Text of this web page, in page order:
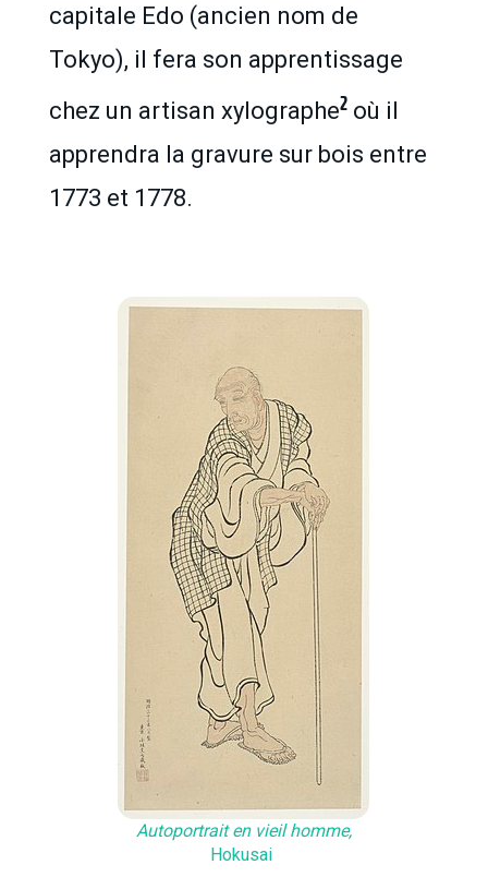
capitale Edo (ancien nom de
Tokyo), il fera son apprentissage
chez un artisan xylographe2où il
apprendra la gravure sur bois entre
1773 et 1778.
Autoportrait en vieil homme,
Hokusai